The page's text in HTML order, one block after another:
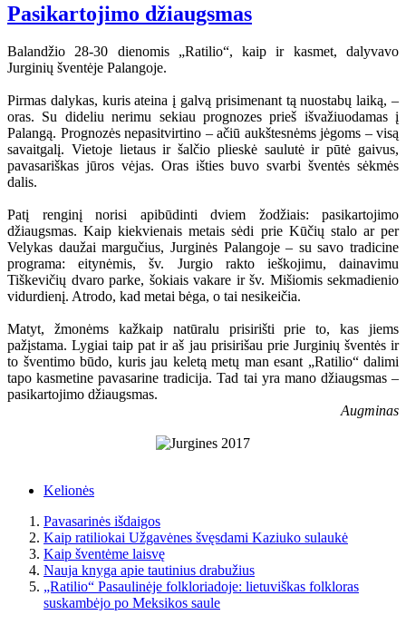
Pasikartojimo džiaugsmas
Balandžio 28-30 dienomis „Ratilio“, kaip ir kasmet, dalyvavo
Jurginių šventėje Palangoje.
Pirmas dalykas, kuris ateina į galvą prisimenant tą nuostabų laiką, –
oras. Su dideliu nerimu sekiau prognozes prieš išvažiuodamas į
Palangą. Prognozės nepasitvirtino – ačiū aukštesnėms jėgoms – visą
savaitgalį. Vietoje lietaus ir šalčio plieskė saulutė ir pūtė gaivus,
pavasariškas jūros vėjas. Oras išties buvo svarbi šventės sėkmės
dalis.
Patį renginį norisi apibūdinti dviem žodžiais: pasikartojimo
džiaugsmas. Kaip kiekvienais metais sėdi prie Kūčių stalo ar per
Velykas daužai margučius, Jurginės Palangoje – su savo tradicine
programa: eitynėmis, šv. Jurgio rakto ieškojimu, dainavimu
Tiškevičių dvaro parke, šokiais vakare ir šv. Mišiomis sekmadienio
vidurdienį. Atrodo, kad metai bėga, o tai nesikeičia.
Matyt, žmonėms kažkaip natūralu prisirišti prie to, kas jiems
pažįstama. Lygiai taip pat ir aš jau prisirišau prie Jurginių šventės ir
to šventimo būdo, kuris jau keletą metų man esant „Ratilio“ dalimi
tapo kasmetine pavasarine tradicija. Tad tai yra mano džiaugsmas –
pasikartojimo džiaugsmas.
Augminas
Kelionės
Pavasarinės išdaigos
Kaip ratiliokai Užgavėnes švęsdami Kaziuko sulaukė
Kaip šventėme laisvę
Nauja knyga apie tautinius drabužius
„Ratilio“ Pasaulinėje folkloriadoje: lietuviškas folkloras
suskambėjo po Meksikos saule